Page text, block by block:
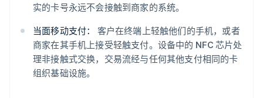
实的卡号永远不会接触到商家的系统。
当面移动支付：
客户在终端上轻触他们的手机，或者
商家在其手机上接受轻触支付。设备中的 NFC 芯片处
理非接触式交换，交易流经与任何其他支付相同的卡
组织基础设施。